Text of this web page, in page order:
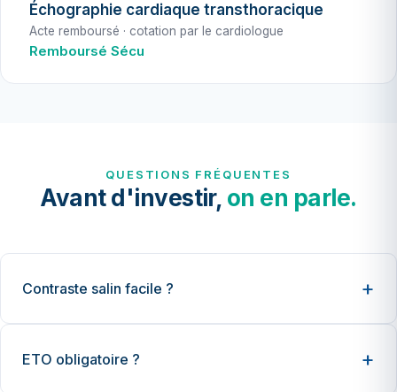
Échographie cardiaque transthoracique
Acte remboursé · cotation par le cardiologue
Remboursé Sécu
QUESTIONS FRÉQUENTES
Avant d'investir, on en parle.
Contraste salin facile ?
ETO obligatoire ?